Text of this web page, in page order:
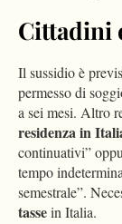
Cittadini
Il sussidio è
permesso di
a sei mesi. Altro
residenza in
continuativi”
tempo
semestrale”.
tassein Italia.